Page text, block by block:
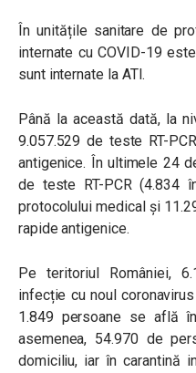
În unitățile sanitare de
internate cu COVID-19
sunt internate la ATI.
Până la această dată, la
9.057.529 de teste RT-
antigenice. În ultimele 24
de teste RT-PCR
protocolului medical și
rapide antigenice.
Pe teritoriul României,
infecție cu noul
1.849 persoane se află
asemenea, 54.970 de
domiciliu, iar în carantină